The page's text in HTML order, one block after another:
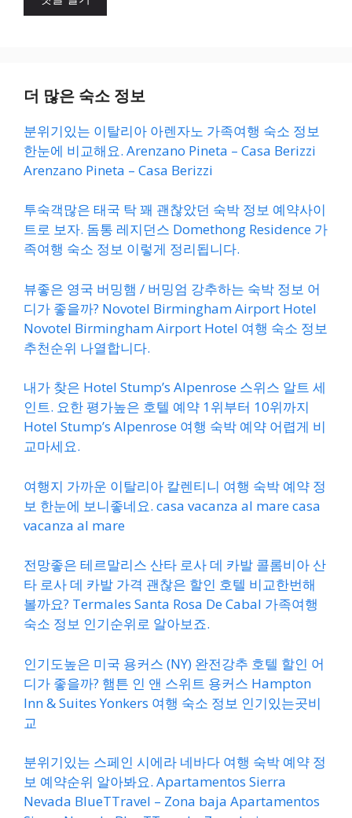
더 많은 숙소 정보
분위기있는 이탈리아 아렌자노 가족여행 숙소 정보
한눈에 비교해요. Arenzano Pineta – Casa Berizzi
Arenzano Pineta – Casa Berizzi
투숙객많은 태국 탁 꽤 괜찮았던 숙박 정보 예약사이
트로 보자. 돔통 레지던스 Domethong Residence 가
족여행 숙소 정보 이렇게 정리됩니다.
뷰좋은 영국 버밍햄 / 버밍엄 강추하는 숙박 정보 어
디가 좋을까? Novotel Birmingham Airport Hotel
Novotel Birmingham Airport Hotel 여행 숙소 정보
추천순위 나열합니다.
내가 찾은 Hotel Stump’s Alpenrose 스위스 알트 세
인트. 요한 평가높은 호텔 예약 1위부터 10위까지
Hotel Stump’s Alpenrose 여행 숙박 예약 어렵게 비
교마세요.
여행지 가까운 이탈리아 칼렌티니 여행 숙박 예약 정
보 한눈에 보니좋네요. casa vacanza al mare casa
vacanza al mare
전망좋은 테르말리스 산타 로사 데 카발 콜롬비아 산
타 로사 데 카발 가격 괜찮은 할인 호텔 비교한번해
볼까요? Termales Santa Rosa De Cabal 가족여행
숙소 정보 인기순위로 알아보죠.
인기도높은 미국 용커스 (NY) 완전강추 호텔 할인 어
디가 좋을까? 햄튼 인 앤 스위트 용커스 Hampton
Inn & Suites Yonkers 여행 숙소 정보 인기있는곳비
교
분위기있는 스페인 시에라 네바다 여행 숙박 예약 정
보 예약순위 알아봐요. Apartamentos Sierra
Nevada BlueTTravel – Zona baja Apartamentos